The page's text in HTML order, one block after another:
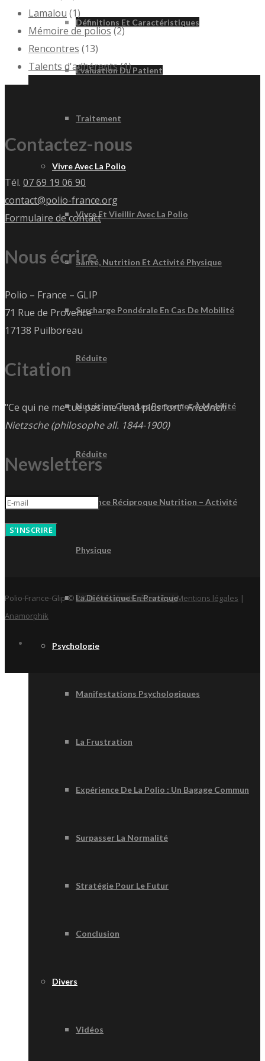
Définitions Et Caractéristiques
Évaluation Du Patient
Traitement
Vivre Avec La Polio
Vivre Et Vieillir Avec La Polio
Santé, Nutrition Et Activité Physique
Surcharge Pondérale En Cas De Mobilité
Réduite
Nutrition Chez Les Personnes À Mobilité
Réduite
Influence Réciproque Nutrition – Activité
Physique
La Diététique En Pratique
Psychologie
Manifestations Psychologiques
La Frustration
Expérience De La Polio : Un Bagage Commun
Surpasser La Normalité
Stratégie Pour Le Futur
Conclusion
Divers
Vidéos
Lamalou (1)
Mémoire de polios(2)
Rencontres (13)
Talents d'adhérents(1)
Contactez-nous
Tél. 07 69 19 06 90
contact@polio-france.org
Formulaire de contact
Nous écrire
Polio – France – GLIP
71 Rue de Provence
17138 Puilboreau
Citation
"Ce qui ne me tue pas me rend plus fort"Friedrich
Nietzsche (philosophe all. 1844-1900)
Newsletters
S'INSCRIRE
Polio-France-Glip © 2020, tous droits réservés |Mentions légales |
Anamorphik